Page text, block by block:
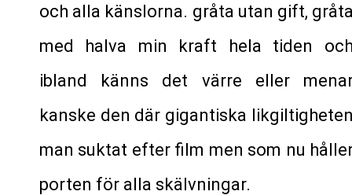
och alla känslorna. gråta utan gift,
med halva min kraft hela tiden
ibland känns det värre eller
kanske den där gigantiska
man suktat efter film men som nu
porten för alla skälvningar.